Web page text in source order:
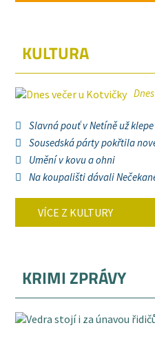
KULTURA
Slavná pouť v Netíně už
Sousedská párty pokřtila
Umění v kovu a ohni
Na koupališti dávali
VÍCE Z KULTURY
KRIMI ZPRÁVY